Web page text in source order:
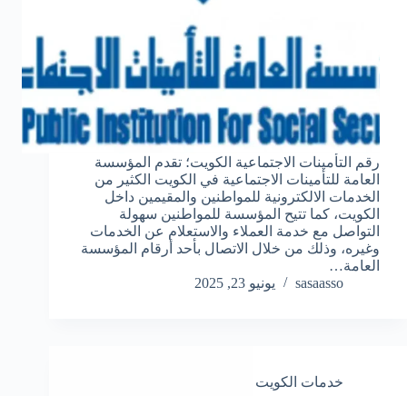
رقم التأمينات الاجتماعية الكويت؛ تقدم المؤسسة
العامة للتأمينات الاجتماعية في الكويت الكثير من
الخدمات الالكترونية للمواطنين والمقيمين داخل
الكويت، كما تتيح المؤسسة للمواطنين سهولة
التواصل مع خدمة العملاء والاستعلام عن الخدمات
وغيره، وذلك من خلال الاتصال بأحد أرقام المؤسسة
العامة…
sasaasso
يونيو 23, 2025
خدمات الكويت